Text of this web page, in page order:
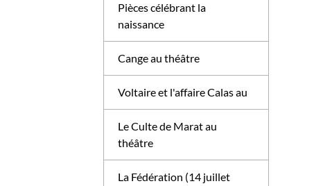
Pièces célébrant la
naissance
Cange au théâtre
Voltaire et l'affaire Calas au
Le Culte de Marat au
théâtre
La Fédération (14 juillet